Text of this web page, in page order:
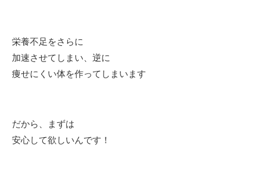
栄養不足をさらに
加速させてしまい、逆に
痩せにくい体を作ってしまいます
だから、まずは
安心して欲しいんです！